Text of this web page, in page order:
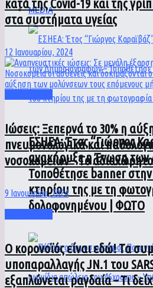
MEDIA
ΕΣΗΕΑ: Έτος “Γιώργος
ανακήρυξε η Ένωση των
Τοποθέτησε banner
κτηρίου της με τη
δολοφονημένου | ΦΩΤΟ
κατά της Covid-19 και της
στα συστήματα υγείας
12 Ιανουαρίου, 2024
Ιώσεις: Ξεπερνά το 30% η
πνευμονολογικά και
νοσοκομείων – Το
9 Ιανουαρίου, 2024
Ο κορονοϊός είναι εδώ! Τα
υποπαραλλαγής JN.1 του
εξαπλώνεται ραγδαία – Τι